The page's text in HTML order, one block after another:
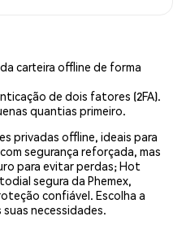
carteira offline de forma
de dois fatores (2FA).
quantias primeiro.
privadas offline, ideais para
segurança reforçada, mas
para evitar perdas; Hot
segura da Phemex,
confiável. Escolha a
necessidades.